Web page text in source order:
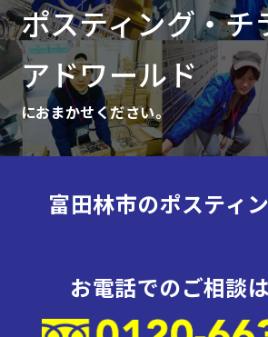
ポスティング・チ
アドワールド
におまかせください。
富田林市のポスティ
お電話でのご相談